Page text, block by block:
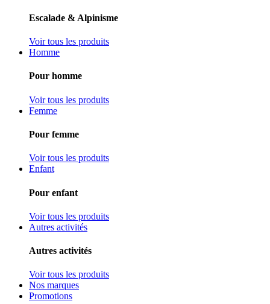
Escalade & Alpinisme
Voir tous les produits
Homme
Pour homme
Voir tous les produits
Femme
Pour femme
Voir tous les produits
Enfant
Pour enfant
Voir tous les produits
Autres activités
Autres activités
Voir tous les produits
Nos marques
Promotions